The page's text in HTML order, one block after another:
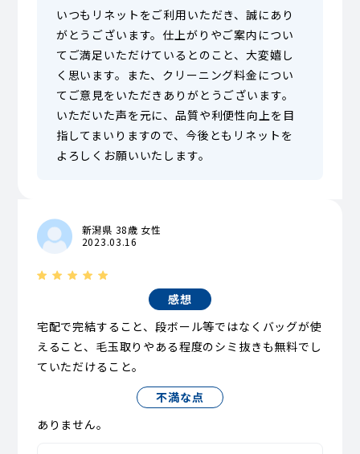
いつもリネットをご利用いただき、誠にあり
がとうございます。仕上がりやご案内につい
てご満足いただけているとのこと、大変嬉し
く思います。また、クリーニング料金につい
てご意見をいただきありがとうございます。
いただいた声を元に、品質や利便性向上を目
指してまいりますので、今後ともリネットを
よろしくお願いいたします。
新潟県 38歳 女性
2023.03.16
感想
宅配で完結すること、段ボール等ではなくバッグが使
えること、毛玉取りやある程度のシミ抜きも無料でし
ていただけること。
不満な点
ありません。